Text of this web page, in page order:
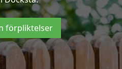
förpliktelser